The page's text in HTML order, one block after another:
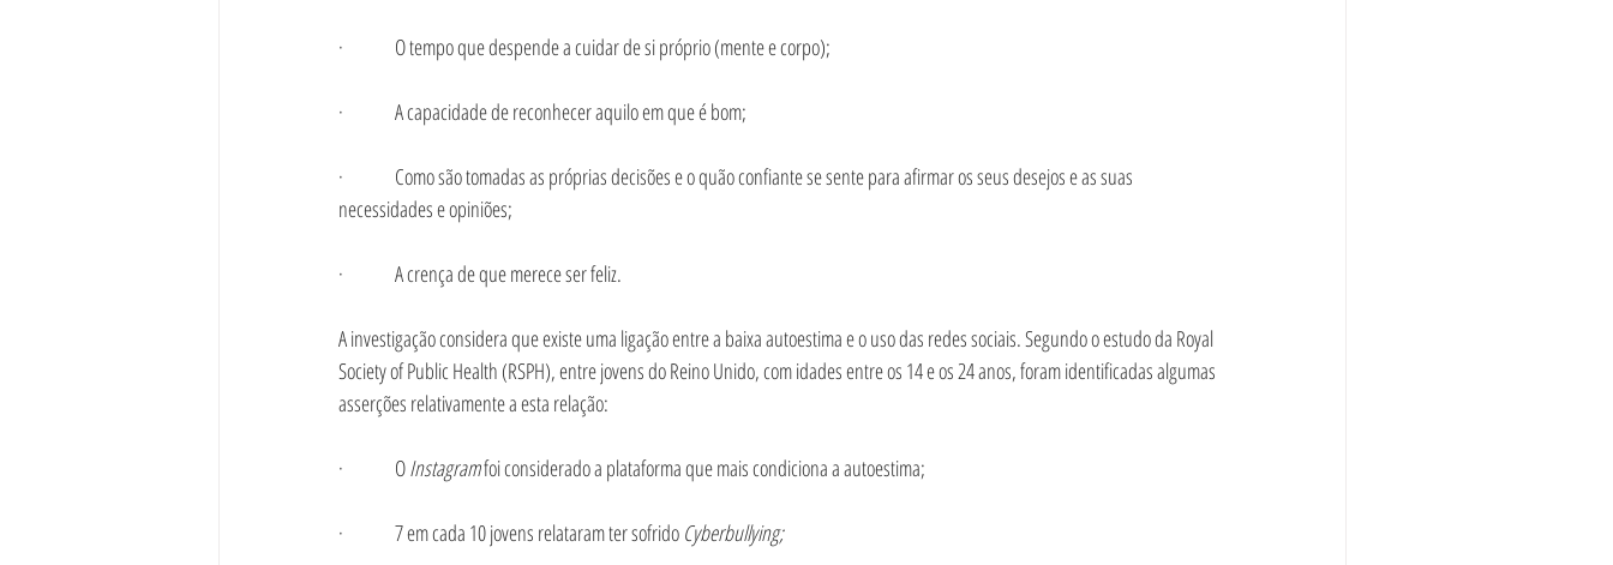
· O tempo que despende a cuidar de si próprio (mente e corpo);
· A capacidade de reconhecer aquilo em que é bom;
· Como são tomadas as próprias decisões e o quão confiante se sente para afirmar os seus desejos e as suas
necessidades e opiniões;
· A crença de que merece ser feliz.
A investigação considera que existe uma ligação entre a baixa autoestima e o uso das redes sociais. Segundo o estudo da Royal
Society of Public Health (RSPH), entre jovens do Reino Unido, com idades entre os 14 e os 24 anos, foram identificadas algumas
asserções relativamente a esta relação:
· O Instagram foi considerado a plataforma que mais condiciona a autoestima;
· 7 em cada 10 jovens relataram ter sofrido Cyberbullying;